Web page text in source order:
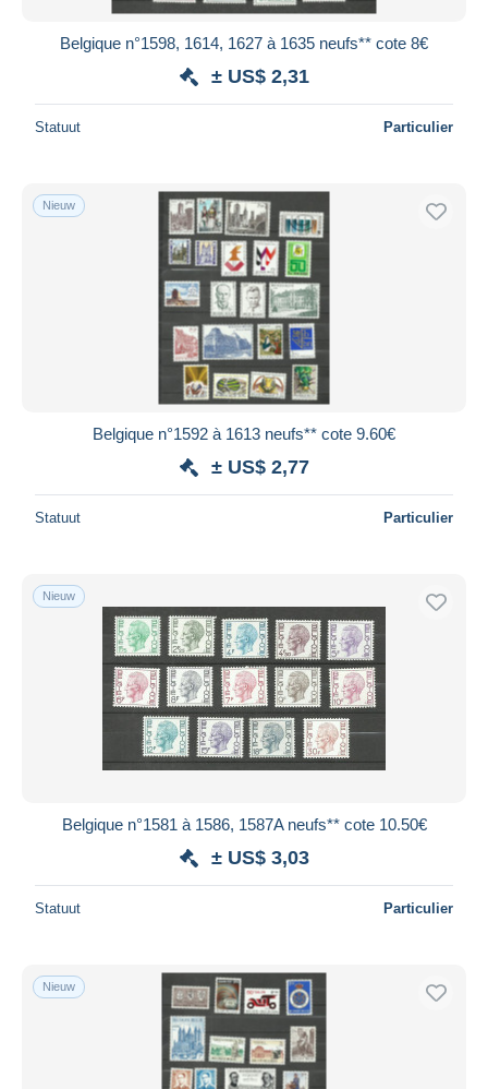
Belgique n°1598, 1614, 1627 à 1635 neufs** cote 8€
± US$ 2,31
Statuut Particulier
Nieuw
Belgique n°1592 à 1613 neufs** cote 9.60€
± US$ 2,77
Statuut Particulier
Nieuw
Belgique n°1581 à 1586, 1587A neufs** cote 10.50€
± US$ 3,03
Statuut Particulier
Nieuw